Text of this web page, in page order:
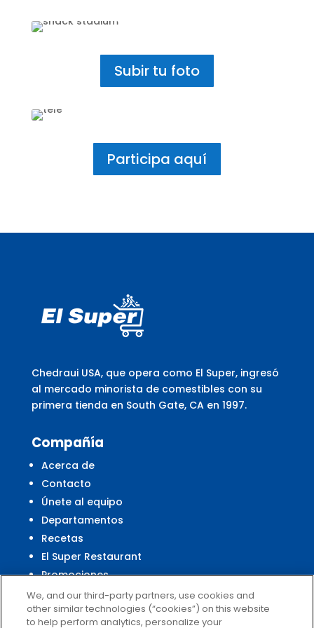
Subir tu foto
Participa aquí
Chedraui USA, que opera como El Super, ingresó
al mercado minorista de comestibles con su
primera tienda en South Gate, CA en 1997.
Compañía
Acerca de
Contacto
Únete al equipo
Departamentos
Recetas
El Super Restaurant
Promociones
Centro Financiero El Super
We, and our third-party partners, use cookies and
other similar technologies (“cookies”) on this website
to help perform analytics, personalize your